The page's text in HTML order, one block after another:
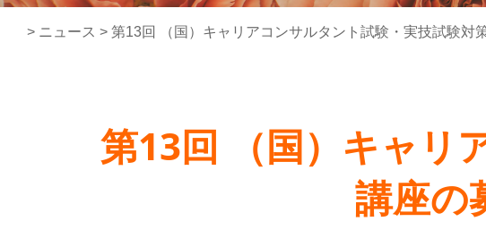
> ニュース > 第13回 （国）キャリアコンサルタント試験・実技試験対
第13回 （国）キャリ
講座の